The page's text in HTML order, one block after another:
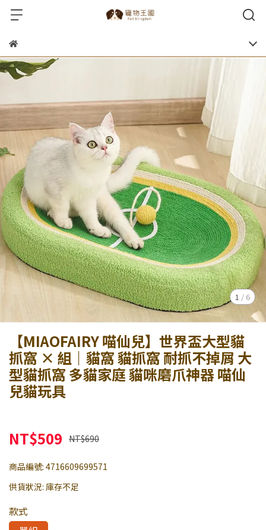
1 / 6
【MIAOFAIRY 喵仙兒】世界盃大型貓
抓窩 × 組｜貓窩 貓抓窩 耐抓不掉屑 大
型貓抓窩 多貓家庭 貓咪磨爪神器 喵仙
兒貓玩具
NT$509 NT$690
商品編號: 4716609699571
供貨狀況: 庫存不足
款式